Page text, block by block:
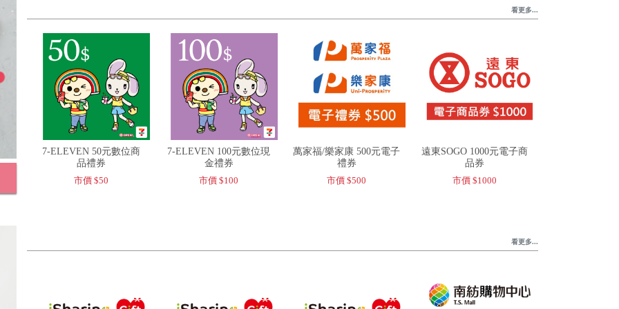
7-ELEVEN 50元數位商
品禮券
市價 $50
7-ELEVEN 100元數位現
金禮券
市價 $100
萬家福/樂家康 500元電子
禮券
市價 $500
遠東SOGO 1000元電子商
品券
市價 $1000
看更多...
看更多...